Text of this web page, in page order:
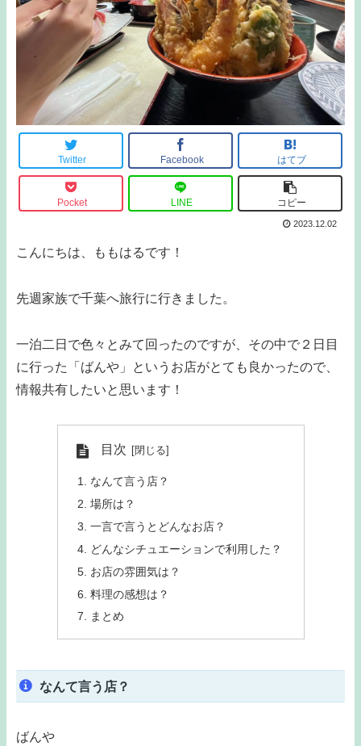
Twitter Facebook はてブ
Pocket LINE コピー
2023.12.02
こんにちは、ももはるです！
先週家族で千葉へ旅行に行きました。
一泊二日で色々とみて回ったのですが、その中で２日目
に行った「ばんや」というお店がとても良かったので、
情報共有したいと思います！
目次
なんて言う店？
場所は？
一言で言うとどんなお店？
どんなシチュエーションで利用した？
お店の雰囲気は？
料理の感想は？
まとめ
なんて言う店？
ばんや